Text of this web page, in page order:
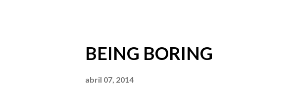
obrigado Carlos. Já estou indo – ele
Ficou em silêncio por alguns instantes,
BEING BORING
abril 07, 2014